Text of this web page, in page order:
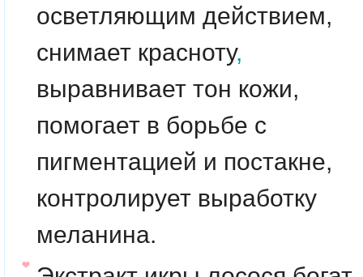
осветляющим действием,
снимает красноту,
выравнивает тон кожи,
помогает в борьбе с
пигментацией и постакне,
контролирует выработку
меланина.